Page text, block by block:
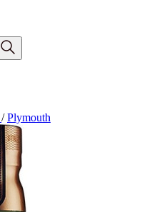
/Plymouth